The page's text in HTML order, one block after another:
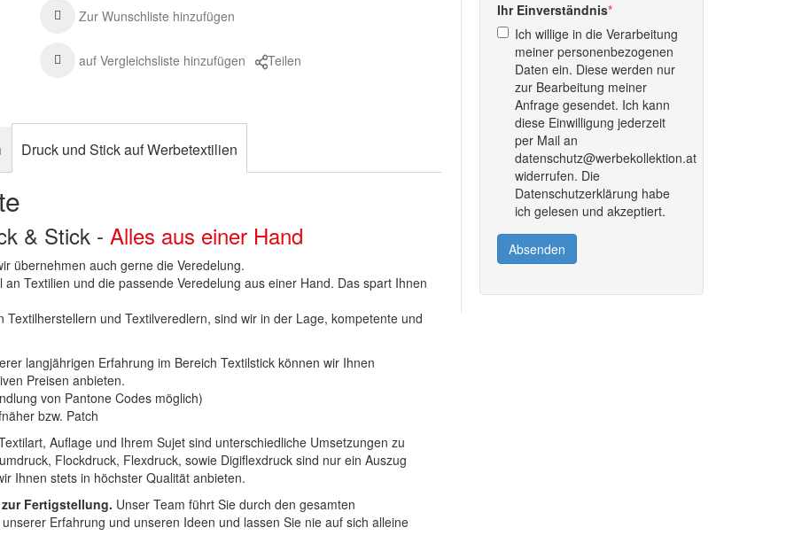
Zur Wunschliste hinzufügen
auf Vergleichsliste hinzufügen Teilen
Ihr Einverständnis
Ich willige in die Verarbeitung
meiner personenbezogenen
Daten ein. Diese werden nur
zur Bearbeitung meiner
Anfrage gesendet. Ich kann
diese Einwilligung jederzeit
per Mail an
datenschutz@werbekollektion.at
widerrufen. Die
Datenschutzerklärung habe
ich gelesen und akzeptiert.
Absenden
Druck und Stick auf Werbetextilien
& Stick -Alles aus einer Hand
übernehmen auch gerne die Veredelung.
Textilien und die passende Veredelung aus einer Hand. Das spart Ihnen
und Textilveredlern, sind wir in der Lage, kompetente und
langjährigen Erfahrung im Bereich Textilstick können wir Ihnen
Preisen anbieten.
von Pantone Codes möglich)
bzw. Patch
Auflage und Ihrem Sujet sind unterschiedliche Umsetzungen zu
Flockdruck, Flexdruck, sowie Digiflexdruck sind nur ein Auszug
Ihnen stets in höchster Qualität anbieten.
Fertigstellung. Unser Team führt Sie durch den gesamten
Erfahrung und unseren Ideen und lassen Sie nie auf sich alleine